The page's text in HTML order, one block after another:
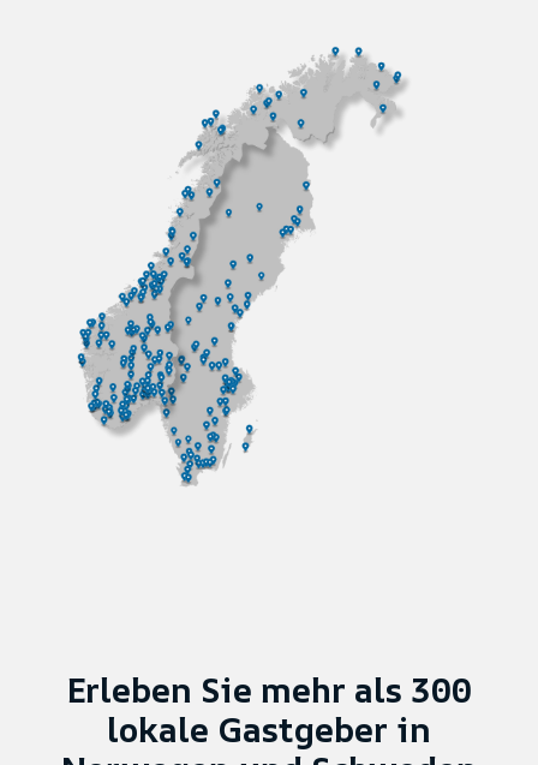
Erleben Sie mehr als 300
lokale Gastgeber in